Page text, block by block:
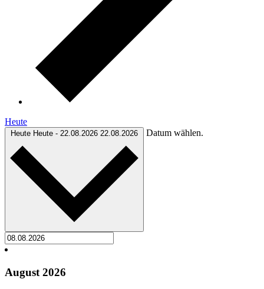
Heute
Heute Heute - 22.08.2026 22.08.2026 Datum wählen.
August 2026